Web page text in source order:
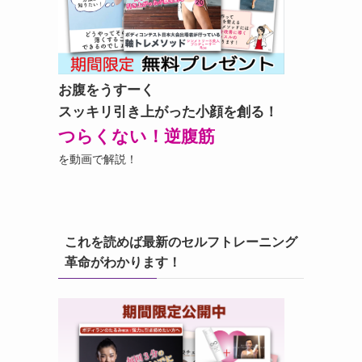
お腹をうすーく
スッキリ引き上がった小顔を創る！
つらくない！逆腹筋
を動画で解説！
これを読めば最新のセルフトレーニング
革命がわかります！